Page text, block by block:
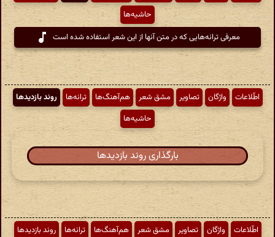
حاشیه‌ها
معرفی ترانه‌هایی که در متن آنها از این شعر استفاده شده است
اطّلاعات واژگان تصاویر مشق شعر هم‌آهنگ‌ها ترانه‌ها
روند بازدیدها
حاشیه‌ها
بارگذاری روند بازدیدها
اطّلاعات واژگان تصاویر مشق شعر هم‌آهنگ‌ها ترانه‌ها
روند بازدیدها